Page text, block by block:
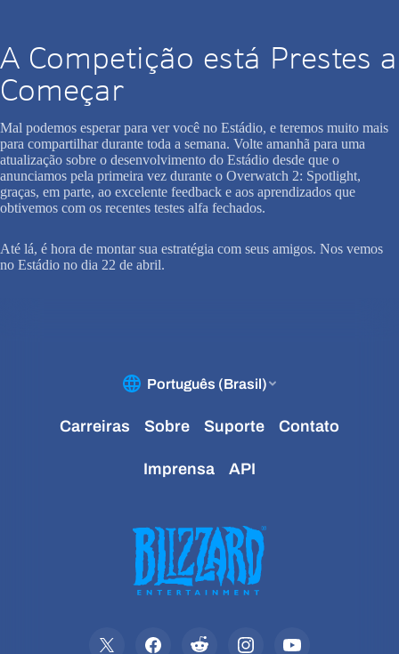
A Competição está Prestes a
Começar
Mal podemos esperar para ver você no Estádio, e teremos muito mais
para compartilhar durante toda a semana. Volte amanhã para uma
atualização sobre o desenvolvimento do Estádio desde que o
anunciamos pela primeira vez durante o Overwatch 2: Spotlight,
graças, em parte, ao excelente feedback e aos aprendizados que
obtivemos com os recentes testes alfa fechados.
Até lá, é hora de montar sua estratégia com seus amigos. Nos vemos
no Estádio no dia 22 de abril.